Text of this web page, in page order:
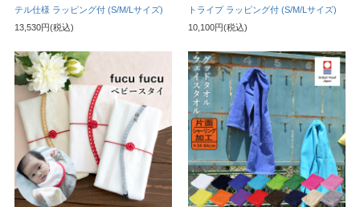
テル仕様 ラッピング付 (S/M/Lサイズ)
13,530円(税込)
トライプ ラッピング付 (S/M/Lサイズ)
10,100円(税込)